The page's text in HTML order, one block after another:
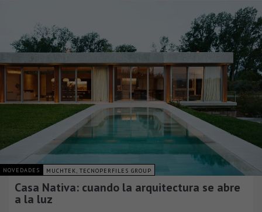
NOVEDADES MUCHTEK, TECNOPERFILES GROUP
Casa Nativa: cuando la arquitectura se abre
a la luz